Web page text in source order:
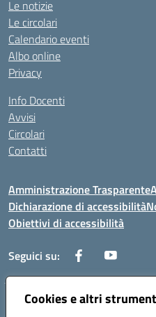
Cookies e altri
Le notizie
Le circolari
Calendario eventi
Albo online
Privacy
Info Docenti
Avvisi
Circolari
Contatti
Amministrazione Trasparente
Dichiarazione di accessibilità
Obiettivi di accessibilità
Seguici su:
Corso Roma, 1 71100 FOGGIA (FG)